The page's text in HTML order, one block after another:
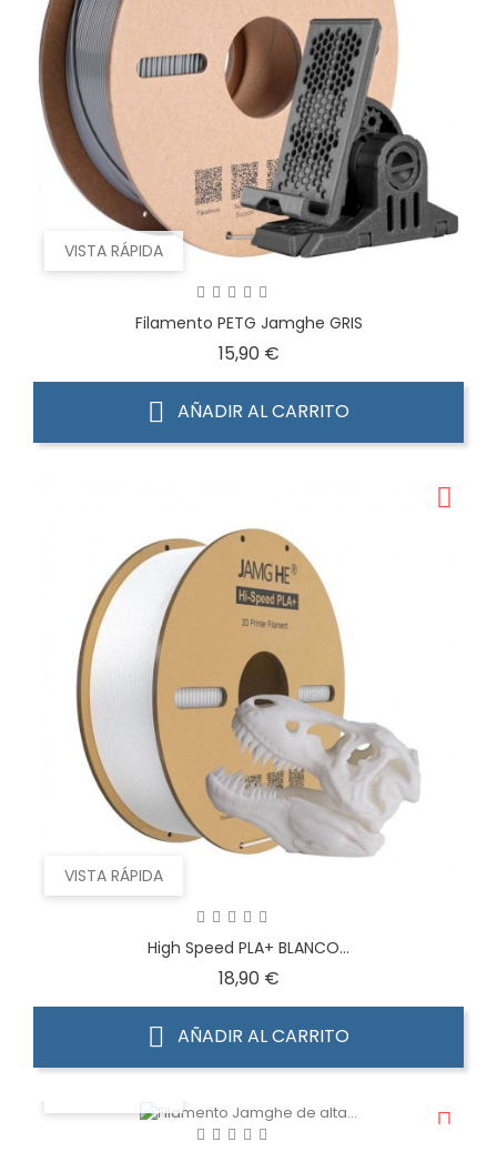
VISTA RÁPIDA
Filamento PETG Jamghe GRIS
15,90 €Precio
AÑADIR AL CARRITO
VISTA RÁPIDA
High Speed PLA+ BLANCO...
18,90 €Precio
AÑADIR AL CARRITO